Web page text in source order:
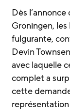
Dès
Groningen,
fulgurante,
Devin
avec laquelle
complet a
cette